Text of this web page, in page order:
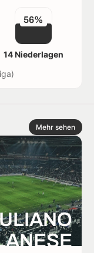
56%
14 Niederlagen
Mehr sehen